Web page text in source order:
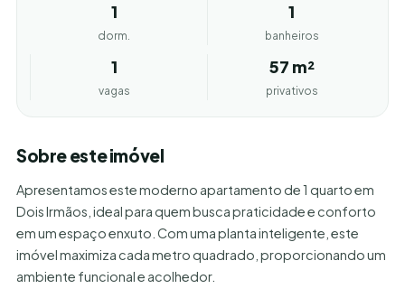
1
dorm.
1
banheiros
1
vagas
57 m²
privativos
Sobre este imóvel
Apresentamos este moderno apartamento de 1 quarto em
Dois Irmãos, ideal para quem busca praticidade e conforto
em um espaço enxuto. Com uma planta inteligente, este
imóvel maximiza cada metro quadrado, proporcionando um
ambiente funcional e acolhedor.